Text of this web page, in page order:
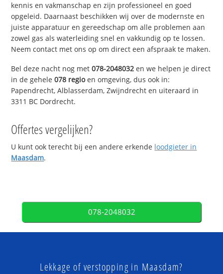
kennis en vakmanschap en zijn professioneel en goed
opgeleid. Daarnaast beschikken wij over de modernste en
juiste apparatuur en gereedschap om alle problemen aan
zowel gas als waterleiding snel en vakkundig op te lossen.
Neem contact met ons op om direct een afspraak te maken.
Bel deze nacht nog met078-2048032 en we helpen je direct
in de gehele078 regioen omgeving, dus ook in:
Papendrecht, Alblasserdam, Zwijndrecht en uiteraard in
3311 BC Dordrecht.
Offertes vergelijken?
U kunt ook terecht bij een andere erkende loodgieter in
Maasdam.
078-2048032
Lekkage of verstopping in Maasdam?